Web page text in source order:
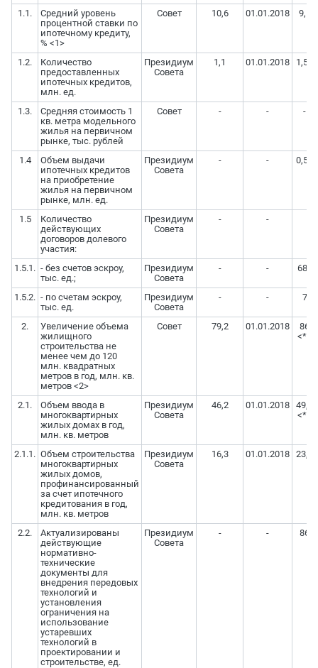
1.1.
Средний уровень
процентной ставки по
ипотечному кредиту,
% <1>
Совет 10,6 01.01.2018 9,5
1.2.
Количество
предоставленных
ипотечных кредитов,
млн. ед.
Президиум
Совета
1,1 01.01.2018 1,53
1.3.
Средняя стоимость 1
кв. метра модельного
жилья на первичном
рынке, тыс. рублей
Совет - - -
1.4
Объем выдачи
ипотечных кредитов
на приобретение
жилья на первичном
рынке, млн. ед.
Президиум
Совета
- - 0,50
1.5
Количество
действующих
договоров долевого
участия:
Президиум
Совета
- -
1.5.1. - без счетов эскроу,
тыс. ед.;
Президиум
Совета
- - 682
1.5.2. - по счетам эскроу,
тыс. ед.
Президиум
Совета
- - 7
2.
Увеличение объема
жилищного
строительства не
менее чем до 120
млн. квадратных
метров в год, млн. кв.
метров <2>
Совет 79,2 01.01.2018
86
<*>
2.1.
Объем ввода в
многоквартирных
жилых домах в год,
млн. кв. метров
Президиум
Совета
46,2 01.01.2018 49,7
<*>
2.1.1. Объем строительства
многоквартирных
жилых домов,
профинансированный
за счет ипотечного
кредитования в год,
млн. кв. метров
Президиум
Совета
16,3 01.01.2018 23,6
2.2.
Актуализированы
действующие
нормативно-
технические
документы для
внедрения передовых
технологий и
установления
ограничения на
использование
устаревших
технологий в
проектировании и
строительстве, ед.
Президиум
Совета
- - 86